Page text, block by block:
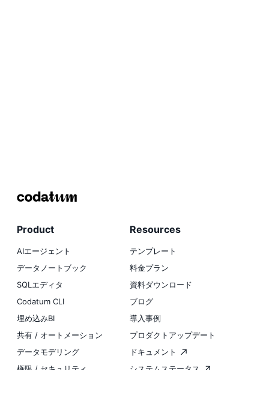
Product
AIエージェント
データノートブック
SQLエディタ
Codatum CLI
埋め込みBI
共有 / オートメーション
データモデリング
権限 / セキュリティ
Resources
テンプレート
料金プラン
資料ダウンロード
ブログ
導入事例
プロダクトアップデート
ドキュメント
システムステータス